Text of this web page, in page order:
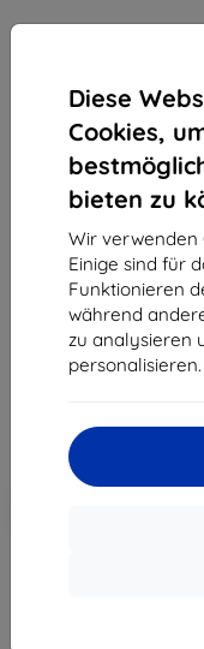
Diese
Cookies,
bieten zu
Wir verwenden
Einige sind für
Funktionieren
während
zu analysieren
personalisieren.
3MK Folie ARC+
Schutzfolie
Geeignet für:
11,90 €
ohne MWSt